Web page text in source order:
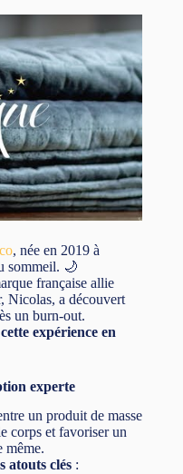
, née en 2019 à
sommeil. 🌙
française allie
Nicolas, a découvert
un burn-out.
expérience en
experte
un produit de masse
corps et favoriser un
même.
atouts clés :